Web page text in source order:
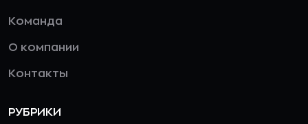
Команда
О компании
Контакты
РУБРИКИ